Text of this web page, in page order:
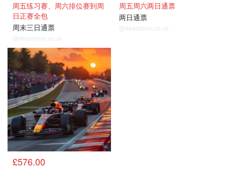
周五练习赛、周六排位赛到周
日正赛全包
周末三日通票
@dealmoon.co.uk
周五周六两日通票
两日通票
@dealmoon.co.uk
£576.00